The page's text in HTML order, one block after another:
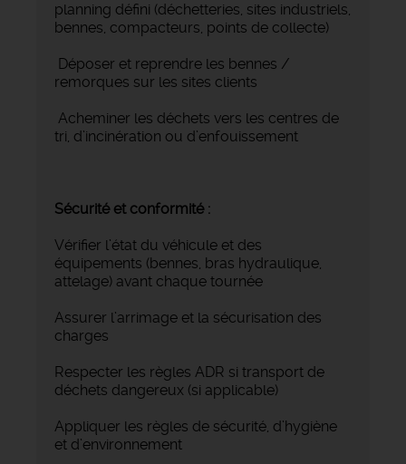
planning défini (déchetteries, sites industriels,
bennes, compacteurs, points de collecte)
Déposer et reprendre les bennes /
remorques sur les sites clients
Acheminer les déchets vers les centres de
tri, d’incinération ou d’enfouissement
Sécurité et conformité :
Vérifier l’état du véhicule et des
équipements (bennes, bras hydraulique,
attelage) avant chaque tournée
Assurer l’arrimage et la sécurisation des
charges
Respecter les règles ADR si transport de
déchets dangereux (si applicable)
Appliquer les règles de sécurité, d’hygiène
et d’environnement